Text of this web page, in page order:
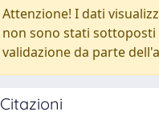
Attenzione! I dati
non sono stati sottoposti
validazione da parte
Citazioni